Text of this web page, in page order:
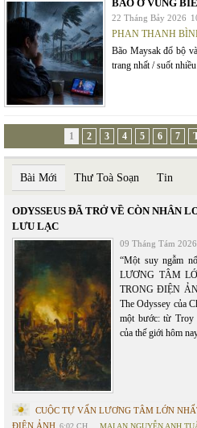
BÃO Ở VÙNG
22 Tháng Bảy 2026
PHAN THANH
Bão Maysak đổ bộ
trang nhất / suốt
1 2 3 4 5 6 7
Bài Mới Thư Toà Soạn Tin
ODYSSEUS ĐÃ TRỞ VỀ CÒN NHÂN
LƯU LẠC
09 Tháng Tám 2026
“Một suy ngẫm
LƯƠNG TÂM
TRONG ĐIỆN
The Odyssey của
một bước: từ Troy
của thế giới hôm
CUỘC TỰ VẤN LƯƠNG TÂM LỚN
ĐIỆN ẢNH 6:02 CH MAI AN NGUYỄN ANH